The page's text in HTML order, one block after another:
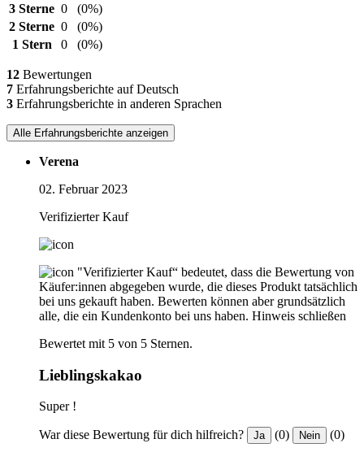
3 Sterne 0
(0%)
2 Sterne 0
(0%)
1 Stern
0 (0%)
12 Bewertungen
7 Erfahrungsberichte auf Deutsch
3 Erfahrungsberichte in anderen Sprachen
Alle Erfahrungsberichte anzeigen
Verena
02. Februar 2023
Verifizierter Kauf
"Verifizierter Kauf“ bedeutet, dass die Bewertung von
Käufer:innen abgegeben wurde, die dieses Produkt tatsächlich
bei uns gekauft haben. Bewerten können aber grundsätzlich
alle, die ein Kundenkonto bei uns haben. Hinweis schließen
Bewertet mit 5 von 5 Sternen.
Lieblingskakao
Super !
War diese Bewertung für dich hilfreich? Ja (0) Nein (0)